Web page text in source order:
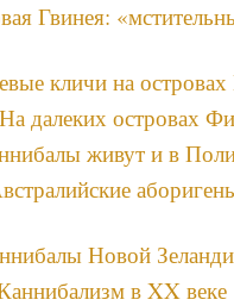
Гвинея:
кличи на
далеких островах
живут и в
Новой
в XX веке